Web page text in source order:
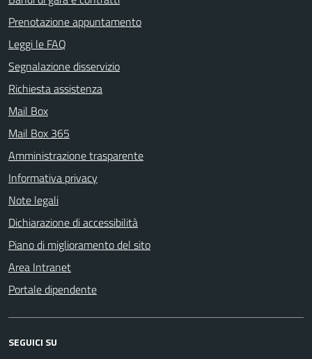
Prenotazione appuntamento
Leggi le FAQ
Segnalazione disservizio
Richiesta assistenza
Mail Box
Mail Box 365
Amministrazione trasparente
Informativa privacy
Note legali
Dichiarazione di accessibilità
Piano di miglioramento del sito
Area Intranet
Portale dipendente
SEGUICI SU